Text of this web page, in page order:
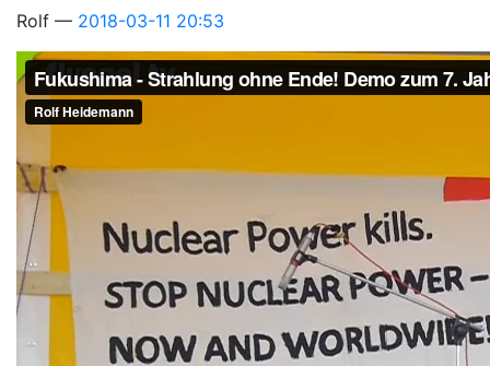
Rolf 2018-03-11 20:53